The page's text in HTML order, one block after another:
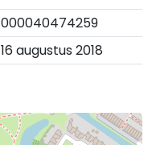
000040474259
16 augustus 2018